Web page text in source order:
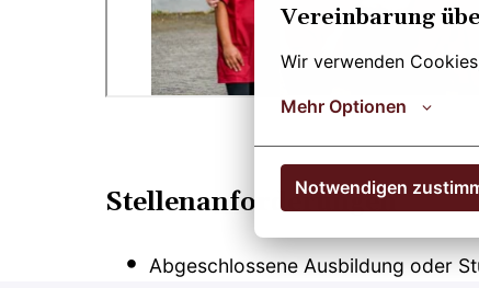
Vereinbarung
Wir verwenden
Mehr Optionen
Notwendigen
Stellenanforderungen
Abgeschlossene Ausbildung oder